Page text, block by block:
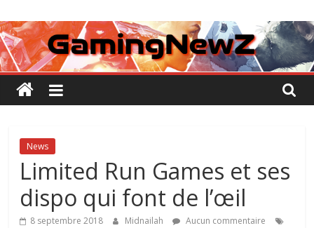
au
contenu
GamingNewZ
Tests
et
Actu
des
vidéo
News
Limited Run Games et ses
dispo qui font de l’œil
8 septembre 2018 Midnailah
Aucun commentaire